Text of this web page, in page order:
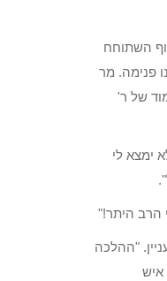
השתוחח
פנימה. מר
של ר'
ימצא לי
הרב היתר!"
"ההלכה
איש